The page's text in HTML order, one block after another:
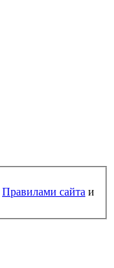
Правилами сайта и